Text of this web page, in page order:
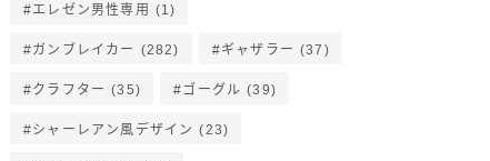
エレゼン男性専用 (1)
ガンブレイカー (282) ギャザラー (37)
クラフター (35) ゴーグル (39)
シャーレアン風デザイン (23)